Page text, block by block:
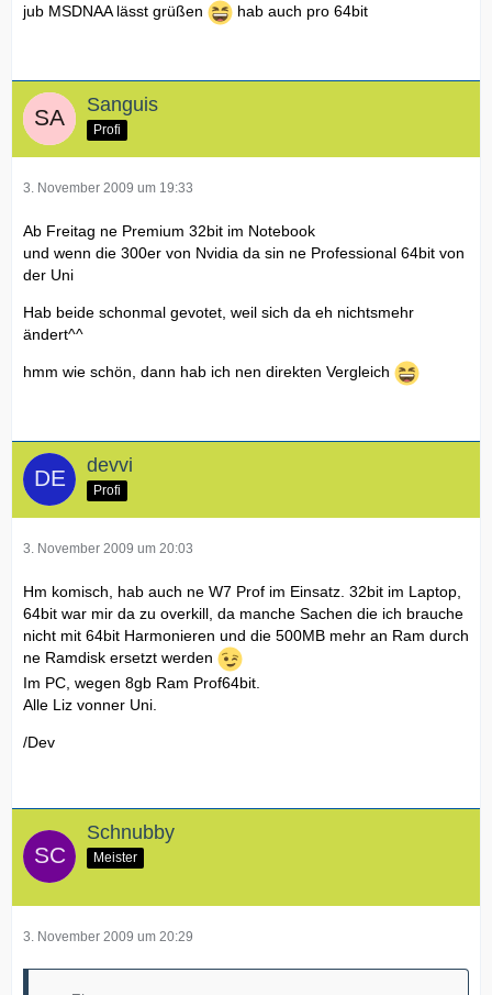
jub MSDNAA lässt grüßen hab auch pro 64bit
Sanguis
Profi
3. November 2009 um 19:33
Ab Freitag ne Premium 32bit im Notebook
und wenn die 300er von Nvidia da sin ne Professional 64bit von
der Uni
Hab beide schonmal gevotet, weil sich da eh nichtsmehr
ändert^^
hmm wie schön, dann hab ich nen direkten Vergleich
devvi
Profi
3. November 2009 um 20:03
Hm komisch, hab auch ne W7 Prof im Einsatz. 32bit im Laptop,
64bit war mir da zu overkill, da manche Sachen die ich brauche
nicht mit 64bit Harmonieren und die 500MB mehr an Ram durch
ne Ramdisk ersetzt werden
Im PC, wegen 8gb Ram Prof64bit.
Alle Liz vonner Uni.
/Dev
Schnubby
Meister
3. November 2009 um 20:29